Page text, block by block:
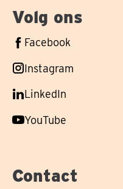
Volg ons
Volg
op
Facebook
Volg
op
Instagram
Volg
op
LinkedIn
Volg
YouTube
Contact